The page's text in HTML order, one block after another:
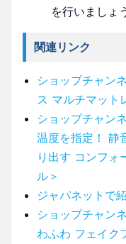
を行いましょ
関連リンク
ショップチャン
ス マルチマット
ショップチャン
温度を指定！ 静
り出す コンフォ
ル＞
ジャパネットで
ショップチャン
わふわ フェイク